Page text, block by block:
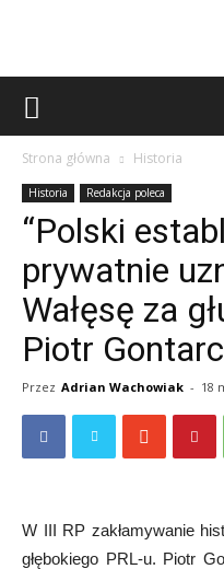
Strona główna Historia
Historia Redakcja poleca
“Polski
prywatnie
Wałęsę za
Piotr
Przez Adrian Wachowiak - 18
W III RP zakłamywanie
głębokiego PRL-u. Piotr